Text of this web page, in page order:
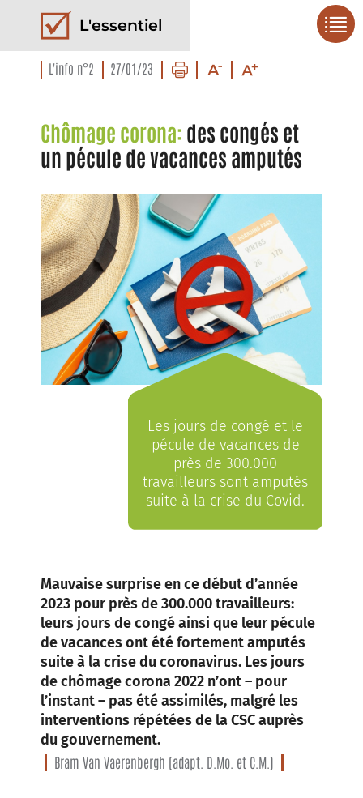
L'essentiel
L'info n°2 27/01/23
Chômage corona: des congés et
un pécule de vacances amputés
Les jours de congé et le
pécule de vacances de
près de 300.000
travailleurs sont amputés
suite à la crise du Covid.
Mauvaise surprise en ce début d’année
2023 pour près de 300.000 travailleurs:
leurs jours de congé ainsi que leur pécule
de vacances ont été fortement amputés
suite à la crise du coronavirus. Les jours
de chômage corona 2022 n’ont – pour
l’instant – pas été assimilés, malgré les
interventions répétées de la CSC auprès
du gouvernement.
Bram Van Vaerenbergh (adapt. D.Mo. et C.M.)